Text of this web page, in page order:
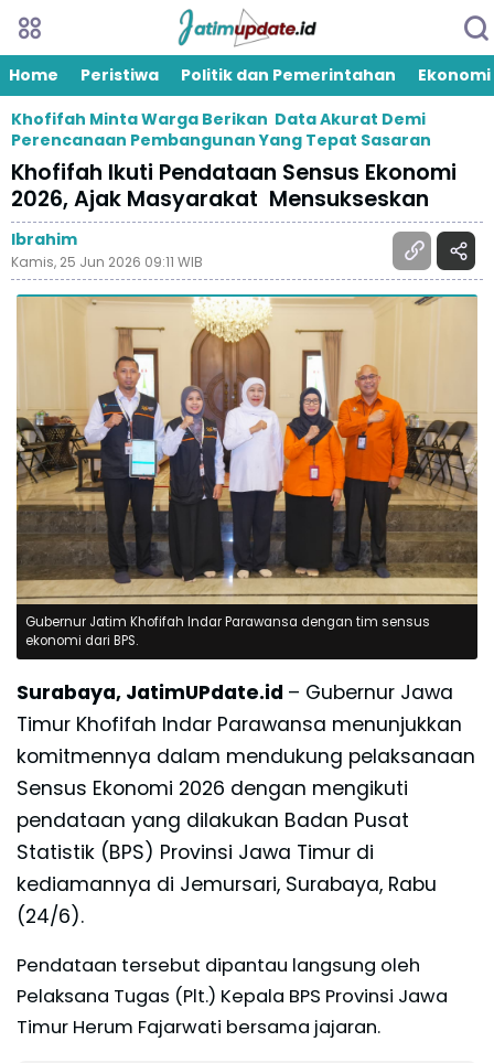
Home Peristiwa Politik dan Pemerintahan
Ekonomi
Khofifah Minta Warga Berikan Data Akurat Demi
Perencanaan Pembangunan Yang Tepat Sasaran
Khofifah Ikuti Pendataan Sensus Ekonomi
2026, Ajak Masyarakat Mensukseskan
Ibrahim
Kamis, 25 Jun 2026 09:11 WIB
Gubernur Jatim Khofifah Indar Parawansa dengan tim sensus
ekonomi dari BPS.
Surabaya, JatimUPdate.id – Gubernur Jawa
Timur Khofifah Indar Parawansa menunjukkan
komitmennya dalam mendukung pelaksanaan
Sensus Ekonomi 2026 dengan mengikuti
pendataan yang dilakukan Badan Pusat
Statistik (BPS) Provinsi Jawa Timur di
kediamannya di Jemursari, Surabaya, Rabu
(24/6).
Pendataan tersebut dipantau langsung oleh
Pelaksana Tugas (Plt.) Kepala BPS Provinsi Jawa
Timur Herum Fajarwati bersama jajaran.